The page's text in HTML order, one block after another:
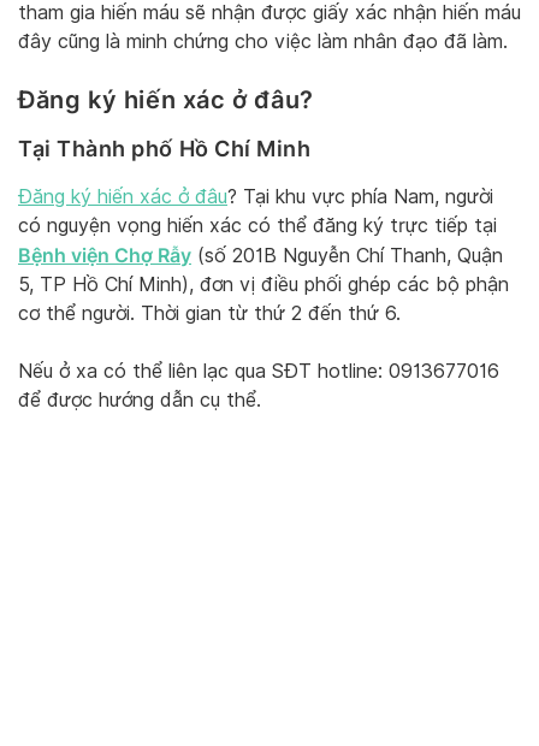
tham gia hiến máu sẽ nhận được giấy xác nhận hiến máu
đây cũng là minh chứng cho việc làm nhân đạo đã làm.
Đăng ký hiến xác ở đâu?
Tại Thành phố Hồ Chí Minh
Đăng ký hiến xác ở đâu? Tại khu vực phía Nam, người
có nguyện vọng hiến xác có thể đăng ký trực tiếp tại
Bệnh viện Chợ Rẫy (số 201B Nguyễn Chí Thanh, Quận
5, TP Hồ Chí Minh), đơn vị điều phối ghép các bộ phận
cơ thể người. Thời gian từ thứ 2 đến thứ 6.
Nếu ở xa có thể liên lạc qua SĐT hotline: 0913677016
để được hướng dẫn cụ thể.